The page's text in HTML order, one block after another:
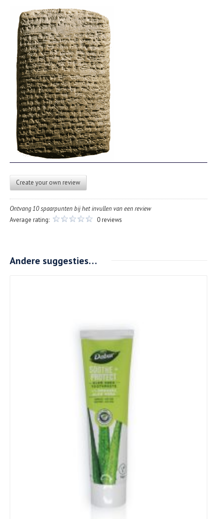
Create your own review
Ontvang 10 spaarpunten bij het invullen van een review
Average rating:
0 reviews
Andere suggesties…